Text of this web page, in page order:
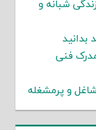
شبانه و
بدانید
فنی
شاغل و پرمشغله